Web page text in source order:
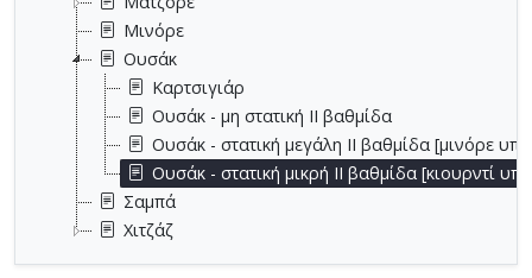
Μινόρε
Ουσάκ
Καρτσιγιάρ
Ουσάκ - μη στατική II βαθμίδα
Ουσάκ - στατική μεγάλη ΙΙ βαθμίδα [μινόρε
Ουσάκ - στατική μικρή II βαθμίδα [κιουρντί
Σαμπά
Χιτζάζ